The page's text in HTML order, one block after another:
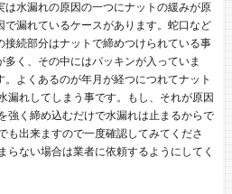
は水漏れの原因の一つにナットの緩みが原
で漏れているケースがあります。蛇口など
接続部分はナットで締めつけられている事
多く、その中にはパッキンが入っていま
。よくあるのが年月が経つにつれてナット
漏れしてしまう事です。もし、それが原因
強く締め込むだけで水漏れは止まるからで
も出来ますので一度確認してみてくださ
らない場合は業者に依頼するようにしてく